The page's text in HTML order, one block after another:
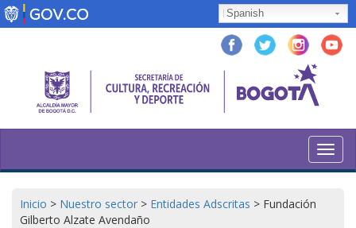
Pasar
al
Spanish
Inicio > Nuestro sector > Entidades Adscritas > Fundación
Gilberto Alzate Avendaño